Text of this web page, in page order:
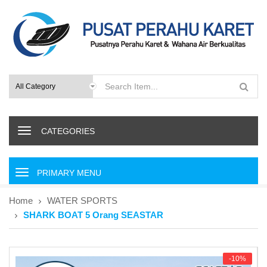
CATEGORIES
P
r
a
r
Home
WATER SPORTS
SHARK BOAT 5 Orang SEASTAR
-10%